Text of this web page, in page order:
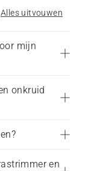
tuinen
Alles uitvouwen
mijn
onkruid
en